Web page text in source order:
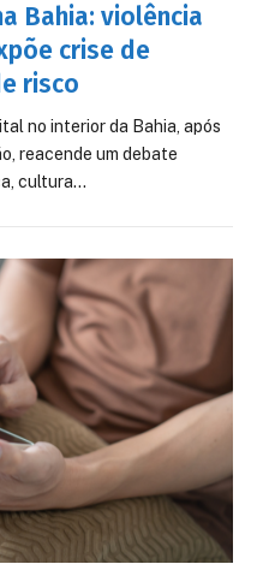
Bahia: violência
crise de
risco
no interior da Bahia, após
reacende um debate
cultura…